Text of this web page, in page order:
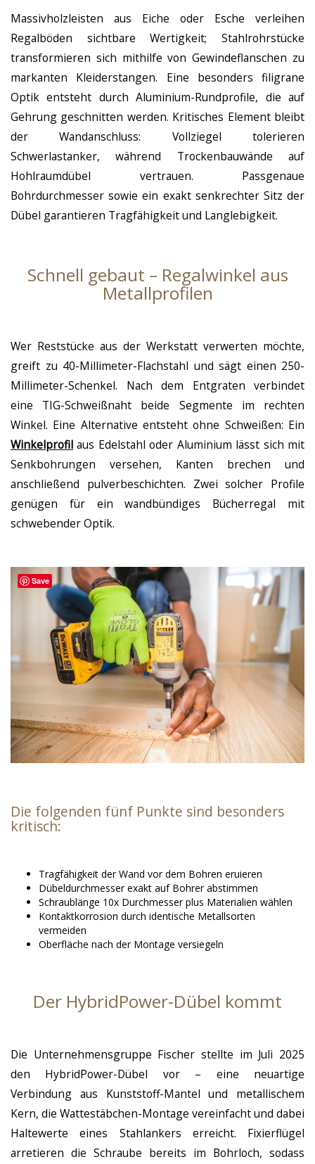
Massivholzleisten aus Eiche oder Esche verleihen
Regalböden sichtbare Wertigkeit; Stahlrohrstücke
transformieren sich mithilfe von Gewindeflanschen zu
markanten Kleiderstangen. Eine besonders filigrane
Optik entsteht durch Aluminium-Rundprofile, die auf
Gehrung geschnitten werden. Kritisches Element bleibt
der Wandanschluss: Vollziegel tolerieren
Schwerlastanker, während Trockenbauwände auf
Hohlraumdübel vertrauen. Passgenaue
Bohrdurchmesser sowie ein exakt senkrechter Sitz der
Dübel garantieren Tragfähigkeit und Langlebigkeit.
Schnell gebaut – Regalwinkel aus
Metallprofilen
Wer Reststücke aus der Werkstatt verwerten möchte,
greift zu 40-Millimeter-Flachstahl und sägt einen 250-
Millimeter-Schenkel. Nach dem Entgraten verbindet
eine TIG-Schweißnaht beide Segmente im rechten
Winkel. Eine Alternative entsteht ohne Schweißen: Ein
Winkelprofil aus Edelstahl oder Aluminium lässt sich mit
Senkbohrungen versehen, Kanten brechen und
anschließend pulverbeschichten. Zwei solcher Profile
genügen für ein wandbündiges Bücherregal mit
schwebender Optik.
Die folgenden fünf Punkte sind besonders
kritisch:
Tragfähigkeit der Wand vor dem Bohren eruieren
Dübeldurchmesser exakt auf Bohrer abstimmen
Schraublänge 10x Durchmesser plus Materialien wählen
Kontaktkorrosion durch identische Metallsorten
vermeiden
Oberfläche nach der Montage versiegeln
Der HybridPower-Dübel kommt
Die Unternehmensgruppe Fischer stellte im Juli 2025
den HybridPower-Dübel vor – eine neuartige
Verbindung aus Kunststoff-Mantel und metallischem
Kern, die Wattestäbchen-Montage vereinfacht und dabei
Haltewerte eines Stahlankers erreicht. Fixierflügel
arretieren die Schraube bereits im Bohrloch, sodass
Save